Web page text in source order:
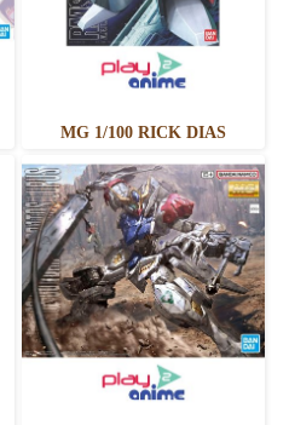
MG 1/100 RICK DIAS